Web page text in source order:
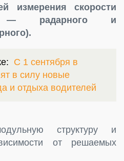
измерения скорости
— радарного и
С 1 сентября в
в силу новые
и отдыха водителей
структуру и
от решаемых